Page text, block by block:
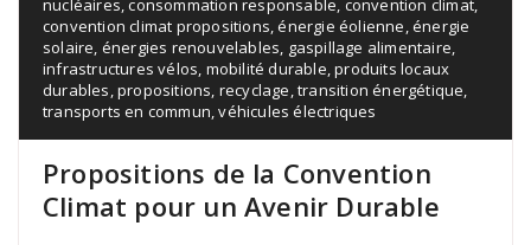
nucléaires,consommation responsable, convention climat,
convention climat propositions,énergie éolienne,énergie
solaire, énergies renouvelables, gaspillage alimentaire,
infrastructures vélos, mobilité durable,produits locaux
durables,propositions, recyclage,transition énergétique,
transports en commun,véhicules électriques
Propositions de la Convention
Climat pour un Avenir Durable